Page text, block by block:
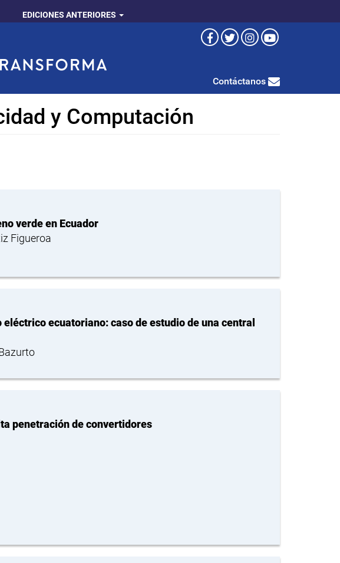
EDICIONES ANTERIORES
Contáctanos
y Computación
verde en Ecuador
Figueroa
ecuatoriano: caso de estudio de una central
penetración de convertidores